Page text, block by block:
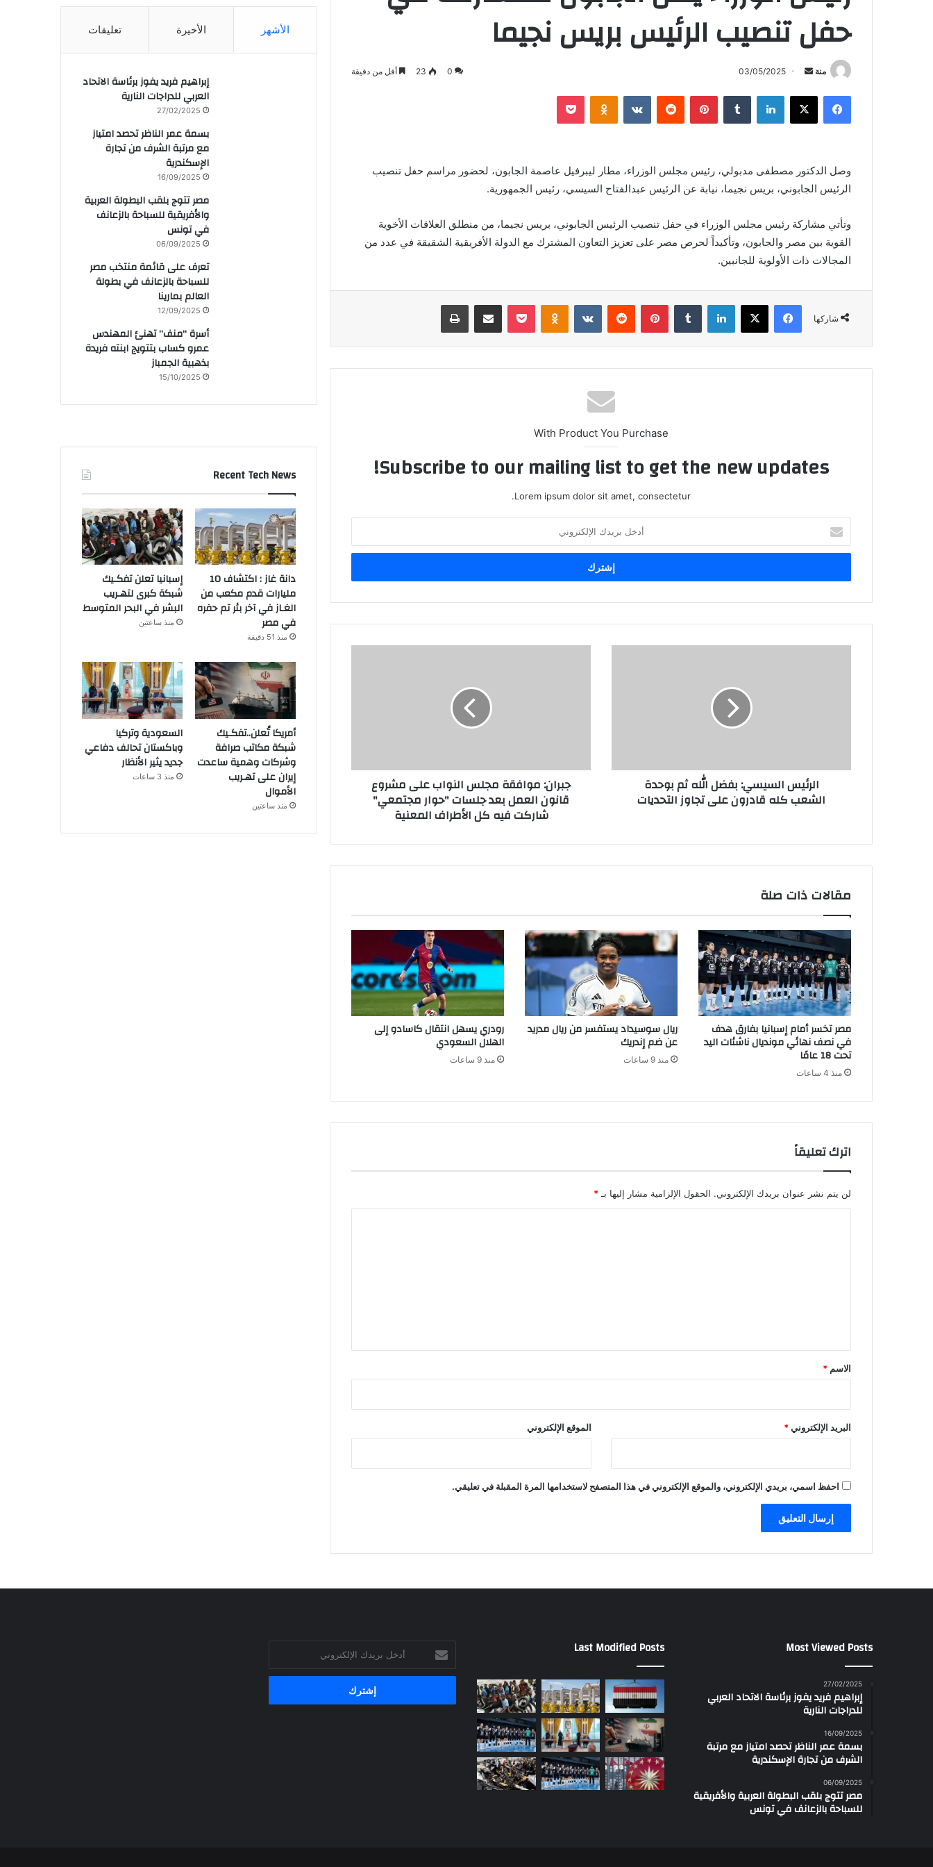
حفل تنصيب الرئيس بريس نجيما
منة
أرسل
إلكترونيا
03/05/2025
0
23 أقل من دقيقة
فيسبوك X لينكدإن بينتيريست Odnoklassniki
بوكيت
وصل الدكتور مصطفى مدبولي، رئيس مجلس الوزراء، مطار ليبرفيل عاصمة الجابون، لحضور مراسم حفل تنصيب
الرئيس الجابوني، بريس نجيما، نيابة عن الرئيس عبدالفتاح السيسي، رئيس الجمهورية.
وتأتي مشاركة رئيس مجلس الوزراء في حفل تنصيب الرئيس الجابوني، بريس نجيما، من منطلق العلاقات الأخوية
القوية بين مصر والجابون، وتأكيداً لحرص مصر على تعزيز التعاون المشترك مع الدولة الأفريقية الشقيقة في عدد من
المجالات ذات الأولوية للجانبين.
شاركها
فيسبوك X لينكدإن بينتيريست Odnoklassniki
بوكيت مشاركة عبر البريد طباعة
With Product You Purchase
Subscribe to our mailing list to get the new updates!
Lorem ipsum dolor sit amet, consectetur.
بريدك
الإلكتروني
الرئيس السيسي: بفضل الله ثم بوحدة
الشعب كله قادرون على تجاوز التحديات
جبران: موافقة مجلس النواب على مشروع
قانون العمل بعد جلسات "حوار مجتمعي"
شاركت فيه كل الأطراف المعنية
مقالات ذات صلة
مصر تخسر أمام إسبانيا بفارق هدف
في نصف نهائي مونديال ناشئات اليد
تحت 18 عامًا
منذ 4 ساعات
ريال سوسيداد يستفسر من ريال مدريد
عن ضم إندريك
منذ 9 ساعات
رودري يسهل انتقال كاسادو إلى
الهلال السعودي
منذ 9 ساعات
اترك تعليقاً
لن يتم نشر عنوان بريدك الإلكتروني. الحقول الإلزامية مشار إليها بـ *
*
الاسم *
البريد الإلكتروني* الموقع الإلكتروني
احفظ اسمي، بريدي الإلكتروني، والموقع الإلكتروني في هذا المتصفح لاستخدامها المرة المقبلة في تعليقي.
الأشهر الأخيرة تعليقات
إبراهيم فريد يفوز برئاسة الاتحاد
العربي للدراجات النارية
27/02/2025
بسمة عمر الناظر تحصد امتياز
مع مرتبة الشرف من تجارة
الإسكندرية
16/09/2025
مصر تتوج بلقب البطولة العربية
والأفريقية للسباحة بالزعانف
في تونس
06/09/2025
تعرف على قائمة منتخب مصر
للسباحة بالزعانف في بطولة
العالم بمارينا
12/09/2025
أسرة “منف” تهنئ المهندس
عمرو كساب بتتويج ابنته فريدة
بذهبية الجمباز
15/10/2025
Recent Tech News
دانة غاز : اكتشاف 10
مليارات قدم مكعب من
الغـاز في آخر بئر تم حفره
في مصر
منذ 51 دقيقة
إسبانيا تعلن تفكـيك
شبكة كبرى لتهـريب
البشر في البحر المتوسط
منذ ساعتين
أمريكا تُعلن..تفكـيك
شبكة مكاتب صرافة
وشركات وهمية ساعدت
إيران على تهـريب
الأموال
منذ ساعتين
السعودية وتركيا
وباكستان تحالف دفاعي
جديد يثير الأنظار
منذ 3 ساعات
Most Viewed Posts
27/02/2025
إبراهيم فريد يفوز برئاسة الاتحاد العربي
للدراجات النارية
16/09/2025
بسمة عمر الناظر تحصد امتياز مع مرتبة
الشرف من تجارة الإسكندرية
06/09/2025
مصر تتوج بلقب البطولة العربية والأفريقية
للسباحة بالزعانف في تونس
Last Modified Posts
بريدك
الإلكتروني